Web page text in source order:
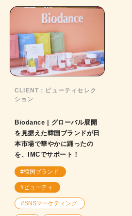
CLIENT： ビューティセレク
ション
Biodance | グローバル展開
を見据えた韓国ブランドが日
本市場で華やかに踊ったの
を、IMCでサポート！
#韓国ブランド
#ビューティ
#SNSマーケティング